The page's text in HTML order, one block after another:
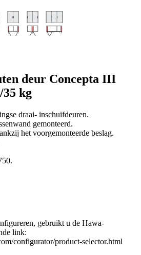
deur Concepta III
35 kg
draai- inschuifdeuren.
gemonteerd.
het voorgemonteerde beslag.
gebruikt u de Hawa-
link:
configurator/product-selector.html